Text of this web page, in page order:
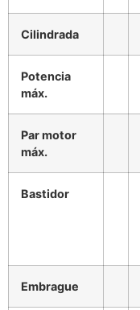
Cilindrada
Potencia
máx.
Par motor
máx.
Bastidor
Embrague